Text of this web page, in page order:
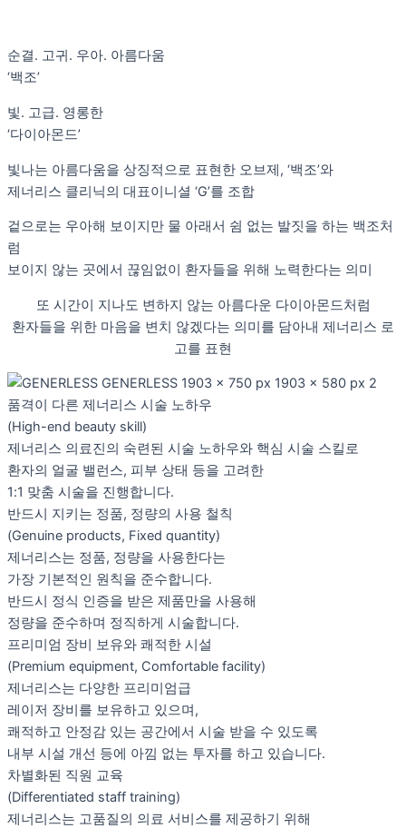
순결. 고귀. 우아. 아름다움
‘백조’
빛. 고급. 영롱한
‘다이아몬드’
빛나는 아름다움을 상징적으로 표현한 오브제, ‘백조’와
제너리스 클리닉의 대표이니셜 ‘G’를 조합
겉으로는 우아해 보이지만 물 아래서 쉼 없는 발짓을 하는 백조처
럼
보이지 않는 곳에서 끊임없이 환자들을 위해 노력한다는 의미
또 시간이 지나도 변하지 않는 아름다운 다이아몬드처럼
환자들을 위한 마음을 변치 않겠다는 의미를 담아내 제너리스 로
고를 표현
품격이 다른 제너리스 시술 노하우
(High-end beauty skill)
제너리스 의료진의 숙련된 시술 노하우와 핵심 시술 스킬로
환자의 얼굴 밸런스, 피부 상태 등을 고려한
1:1 맞춤 시술을 진행합니다.
반드시 지키는 정품, 정량의 사용 철칙
(Genuine products, Fixed quantity)
제너리스는 정품, 정량을 사용한다는
가장 기본적인 원칙을 준수합니다.
반드시 정식 인증을 받은 제품만을 사용해
정량을 준수하며 정직하게 시술합니다.
프리미엄 장비 보유와 쾌적한 시설
(Premium equipment, Comfortable facility)
제너리스는 다양한 프리미엄급
레이저 장비를 보유하고 있으며,
쾌적하고 안정감 있는 공간에서 시술 받을 수 있도록
내부 시설 개선 등에 아낌 없는 투자를 하고 있습니다.
차별화된 직원 교육
(Differentiated staff training)
제너리스는 고품질의 의료 서비스를 제공하기 위해